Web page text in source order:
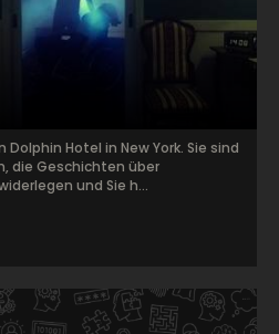
Hotel in New York. Sie sind
die Geschichten über
und Sie h...